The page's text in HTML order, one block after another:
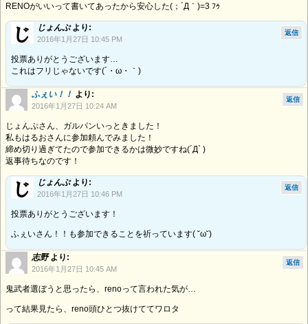
RENOがいいって書いてあったから安心した(；´Д｀)=3 ﾌｩ
じょんぷ より:
2016年1月27日 10:45 PM
投票ありがとうございます…
これはフリじゃないです(´・ω・｀)
返信
ふぇい！！ より:
2016年1月27日 10:24 AM
じょんぷさん、ガルパンいっときました！
私もはるおさんに参加頼んでみました！
締め切り過ぎてたので参加できるかは微妙ですね(´Д` )
返事待ちなのです！
返信
じょんぷ より:
2016年1月27日 10:46 PM
投票ありがとうございます！
ふぇいさん！！も参加できることを祈っています( ˘ω˘)
返信
志野 より:
2016年1月27日 10:45 AM
鬼武者選ぼうと思ったら、renoって言われた気が…
って結果見たら、reno頭ひとつ抜けててワロタ
返信